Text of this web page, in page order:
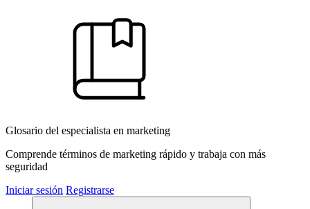
Glosario del especialista en marketing
Comprende términos de marketing rápido y trabaja con más
seguridad
Iniciar sesión Registrarse